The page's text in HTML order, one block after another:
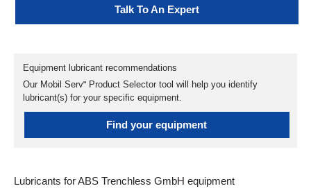
Talk To An Expert
Equipment lubricant recommendations
Our Mobil Serv℠ Product Selector tool will help you identify
lubricant(s) for your specific equipment.
Find your equipment
Lubricants for ABS Trenchless GmbH equipment